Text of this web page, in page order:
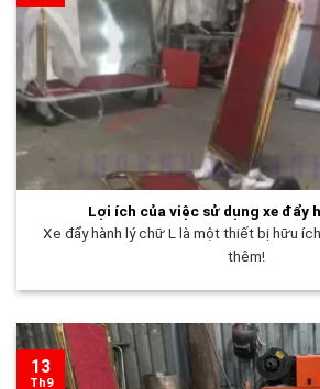
Lợi ích của việc sử dụng xe đẩy
Xe đẩy hành lý chữ L là một thiết bị hữu
thêm!
13
Th9